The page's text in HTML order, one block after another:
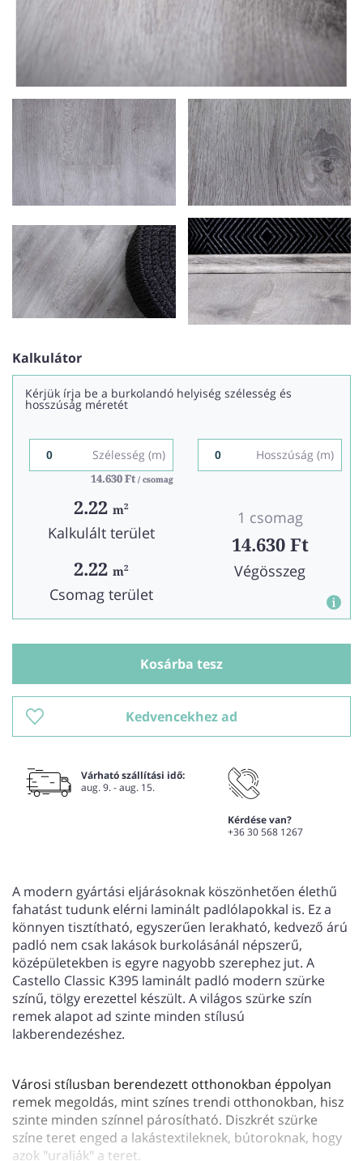
Kalkulátor
Kérjük írja be a burkolandó helyiség szélesség és
hosszúság méretét
Szélesség (m)
14.630 Ft / csomag
2.22 m2
Kalkulált terület
14.630 Ft / csomag
2.22 m2
Csomag terület
Hosszúság (m)
1 csomag
14.630 Ft
Végösszeg
Kosárba tesz
Kedvencekhez ad
Várható szállítási idő:
aug. 9. - aug. 15.
Kérdése van?
+36 30 568 1267
A modern gyártási eljárásoknak köszönhetően élethű
fahatást tudunk elérni laminált padlólapokkal is. Ez a
könnyen tisztítható, egyszerűen lerakható, kedvező árú
padló nem csak lakások burkolásánál népszerű,
középületekben is egyre nagyobb szerephez jut. A
Castello Classic K395 laminált padló modern szürke
színű, tölgy erezettel készült. A világos szürke szín
remek alapot ad szinte minden stílusú
lakberendezéshez.
Városi stílusban berendezett otthonokban éppolyan
remek megoldás, mint színes trendi otthonokban, hisz
szinte minden színnel párosítható. Diszkrét szürke
színe teret enged a lakástextileknek, bútoroknak, hogy
azok "uralják" a teret.